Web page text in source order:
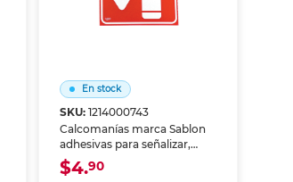
En stock
SKU: 1214000743
Calcomanías marca Sablon
adhesivas para señalizar,
decorar o identificar
superficies. Aplicación rápida
$4.90